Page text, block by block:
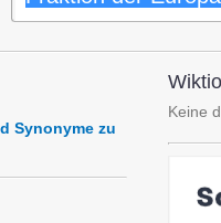
Synonyme zu
Keine